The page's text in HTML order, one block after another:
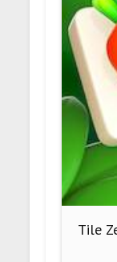
Tile